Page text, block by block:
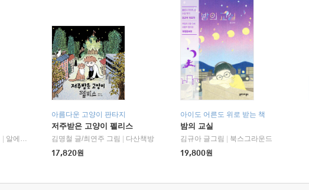
알에이치코리아(RHK)
아름다운 고양이 판타지
저주받은 고양이 펠리스
김명철 글/최연주 그림
다산책방
17,820원
아이도 어른도 위로 받는 책
밤의 교실
김규아 글그림
북스그라운드
19,800원